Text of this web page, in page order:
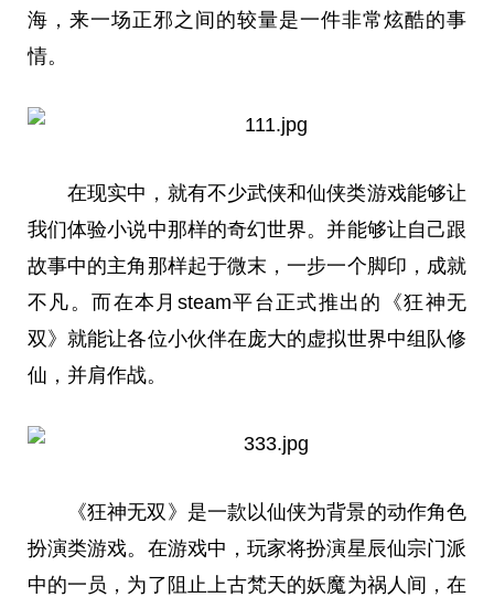
海，来一场正邪之间的较量是一件非常炫酷的事
情。
在现实中，就有不少武侠和仙侠类游戏能够让
我们体验小说中那样的奇幻世界。并能够让自己跟
故事中的主角那样起于微末，一步一个脚印，成就
不凡。而在本月steam平台正式推出的《狂神无
双》就能让各位小伙伴在庞大的虚拟世界中组队修
仙，并肩作战。
《狂神无双》是一款以仙侠为背景的动作角色
扮演类游戏。在游戏中，玩家将扮演星辰仙宗门派
中的一员，为了阻止上古梵天的妖魔为祸人间，在